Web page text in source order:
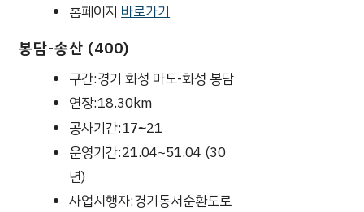
홈페이지 바로가기
봉담-송산 (400)
구간:경기 화성 마도-화성 봉담
연장:18.30km
공사기간: 17~21
운영기간:21.04~51.04 (30
년)
사업시행자:경기동서순환도로